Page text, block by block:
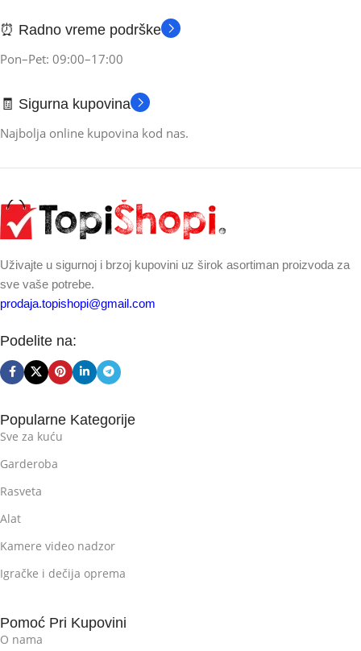
⏰ Radno vreme podrške
Pon–Pet: 09:00–17:00
🧾 Sigurna kupovina
Najbolja online kupovina kod nas.
Uživajte u sigurnoj i brzoj kupovini uz širok asortiman proizvoda za
sve vaše potrebe.
prodaja.topishopi@gmail.com
Podelite na:
Popularne Kategorije
Sve za kuću
Garderoba
Rasveta
Alat
Kamere video nadzor
Igračke i dečija oprema
Pomoć Pri Kupovini
O nama